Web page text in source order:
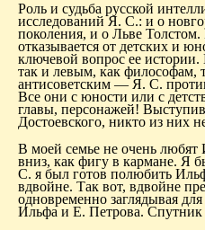
Роль и судьба русской
исследований Я. С.: и о
поколения, и о Льве
отказывается от детских и
ключевой вопрос ее
так и левым, как философам,
антисоветским — Я. С.
Все они с юности или с
главы, персонажей!
Достоевского, никто из них
В моей семье не очень любят
вниз, как фигу в кармане. Я
С. я был готов полюбить
вдвойне. Так вот, вдвойне
одновременно заглядывая
Ильфа и Е. Петрова. Спутник